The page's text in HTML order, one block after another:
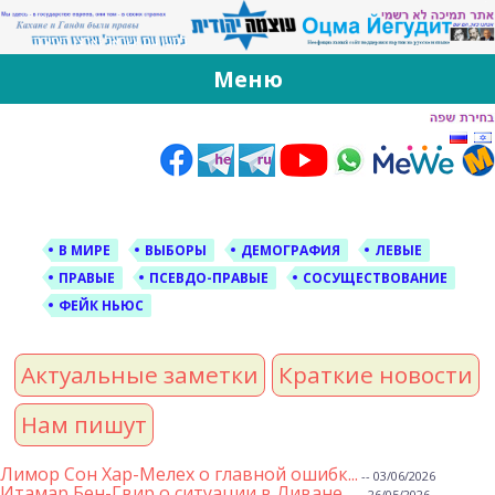
За Оцма Йегудит
עוצמה יהודית ברוסית ובעברית
Меню
В МИРЕ ВЫБОРЫ ДЕМОГРАФИЯ
ЛЕВЫЕ
ПРАВЫЕ
ПСЕВДО-ПРАВЫЕ
СОСУЩЕСТВОВАНИЕ
ФЕЙК НЬЮС
Актуальные заметки
Краткие новости
Нам пишут
Лимор Сон Хар-Мелех о главной ошибк... -- 03/06/2026